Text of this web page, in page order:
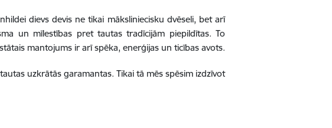
dievs devis ne tikai māksliniecisku dvēseli, bet arī
un mīlestības pret tautas tradīcijām piepildītas. To
mantojums ir arī spēka, enerģijas un ticības avots.
uzkrātās garamantas. Tikai tā mēs spēsim izdzīvot